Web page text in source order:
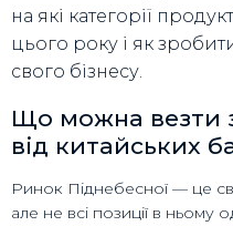
на які категорії
цього року і як
свого бізнесу.
Що можна везти
від китайських
Ринок Піднебесної — це
але не всі позиції в ньому